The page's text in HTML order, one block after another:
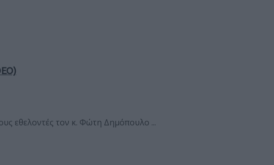
εθελοντές τον κ. Φώτη Δημόπουλο ...